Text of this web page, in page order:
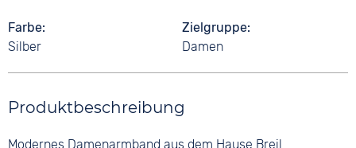
Farbe
Silber
Zielgruppe
Damen
Produktbeschreibung
Modernes Damenarmband aus dem Hause Breil